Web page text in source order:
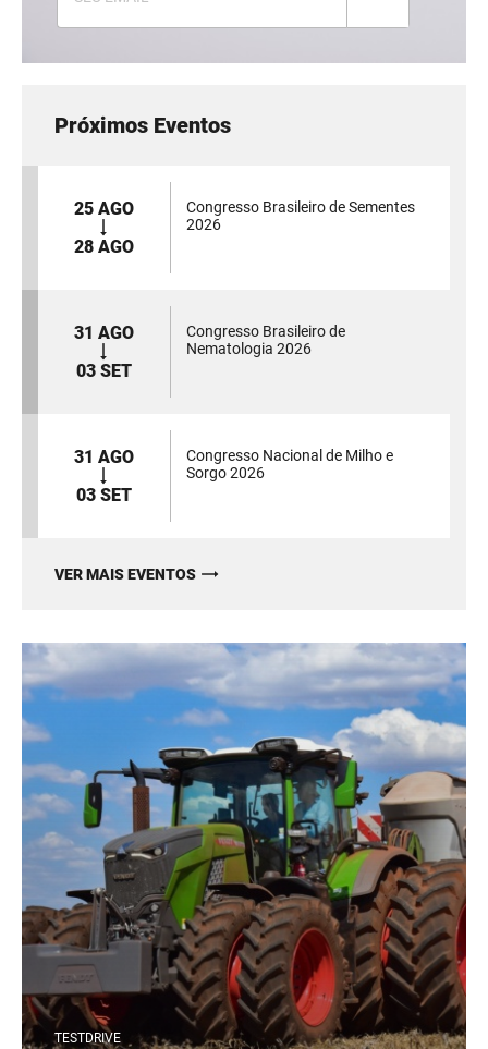
Próximos Eventos
25 AGO
28 AGO
Congresso Brasileiro de Sementes
2026
31 AGO
03 SET
Congresso Brasileiro de
Nematologia 2026
31 AGO
03 SET
Congresso Nacional de Milho e
Sorgo 2026
VER MAIS EVENTOS
TESTDRIVE